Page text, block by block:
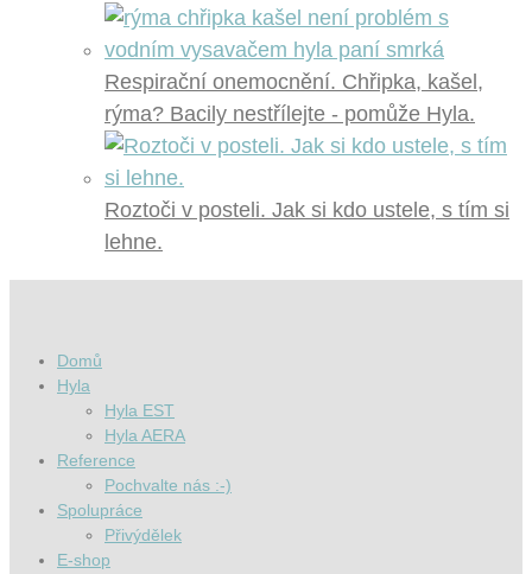
Respirační onemocnění. Chřipka, kašel,
rýma? Bacily nestřílejte - pomůže Hyla.
Roztoči v posteli. Jak si kdo ustele, s tím si
lehne.
Domů
Hyla
Hyla EST
Hyla AERA
Reference
Pochvalte nás :-)
Spolupráce
Přivýdělek
E-shop